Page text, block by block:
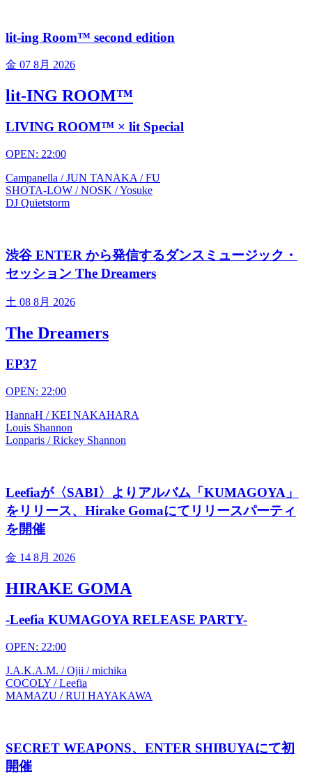
lit-ing Room™ second edition
金 07 8月 2026
lit-ING ROOM™
LIVING ROOM™ × lit Special
OPEN: 22:00
Campanella / JUN TANAKA / FU
SHOTA-LOW / NOSK / Yosuke
DJ Quietstorm
渋谷 ENTER から発信するダンスミュージック・
セッション The Dreamers
土 08 8月 2026
The Dreamers
EP37
OPEN: 22:00
HannaH / KEI NAKAHARA
Louis Shannon
Lonparis / Rickey Shannon
Leefiaが〈SABI〉よりアルバム「KUMAGOYA」
をリリース、Hirake Gomaにてリリースパーティ
を開催
金 14 8月 2026
HIRAKE GOMA
-Leefia KUMAGOYA RELEASE PARTY-
OPEN: 22:00
J.A.K.A.M. / Ojii / michika
COCOLY / Leefia
MAMAZU / RUI HAYAKAWA
SECRET WEAPONS、ENTER SHIBUYAにて初
開催